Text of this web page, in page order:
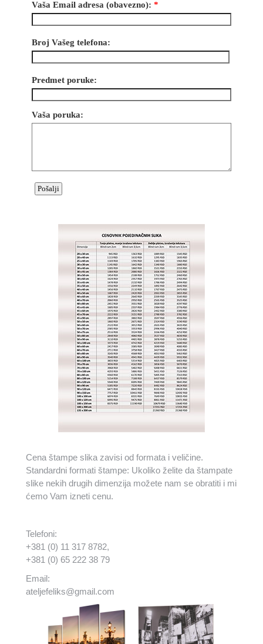
Cena štampe slika zavisi od formata i veličine.
Standardni formati štampe: Ukoliko želite da štampate
slike nekih drugih dimenzija možete nam se obratiti i mi
ćemo Vam izneti cenu.
Telefoni:
+381 (0) 11 317 8782,
+381 (0) 65 222 38 79
Email:
ateljefeliks@gmail.com